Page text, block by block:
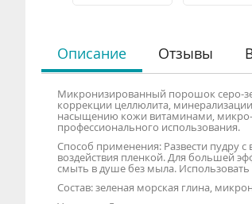
Описание
Микронизированный порошок серо-
коррекции целлюлита,
насыщению кожи витаминами, микро-
профессионального использования.
Способ применения: Развести пудру
воздействия пленкой. Для большей
смыть в душе без мыла. Использовать
Состав: зеленая морская глина,
Отзывы